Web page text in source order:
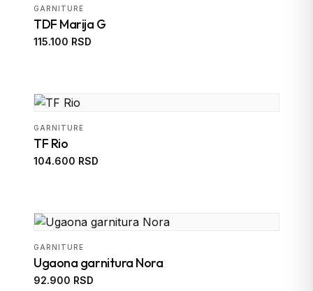
GARNITURE
TDF Marija G
115.100 RSD
GARNITURE
TF Rio
104.600 RSD
GARNITURE
Ugaona garnitura Nora
92.900 RSD